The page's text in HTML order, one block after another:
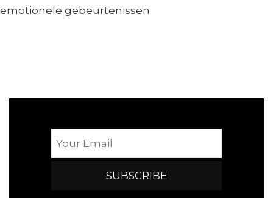
emotionele gebeurtenissen